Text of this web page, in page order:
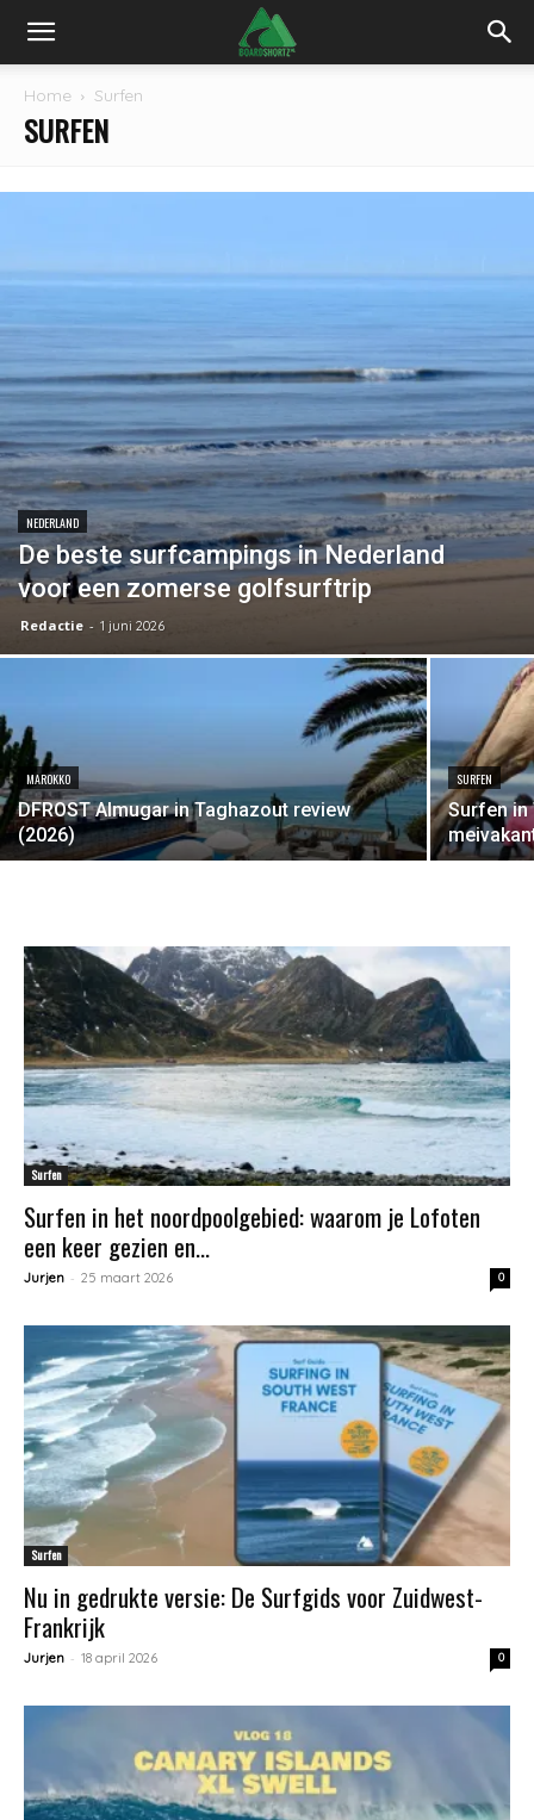
Home Surfen
SURFEN
NEDERLAND
De beste surfcampings in Nederland
voor een zomerse golfsurftrip
Redactie - 1 juni 2026
MAROKKO
DFROST Almugar in Taghazout review
(2026)
SURFEN
Surfen in
Surfen
Surfen in het noordpoolgebied: waarom je Lofoten
een keer gezien en...
Jurjen - 25 maart 2026 0
Surfen
Nu in gedrukte versie: De Surfgids voor Zuidwest-
Frankrijk
Jurjen - 18 april 2026 0